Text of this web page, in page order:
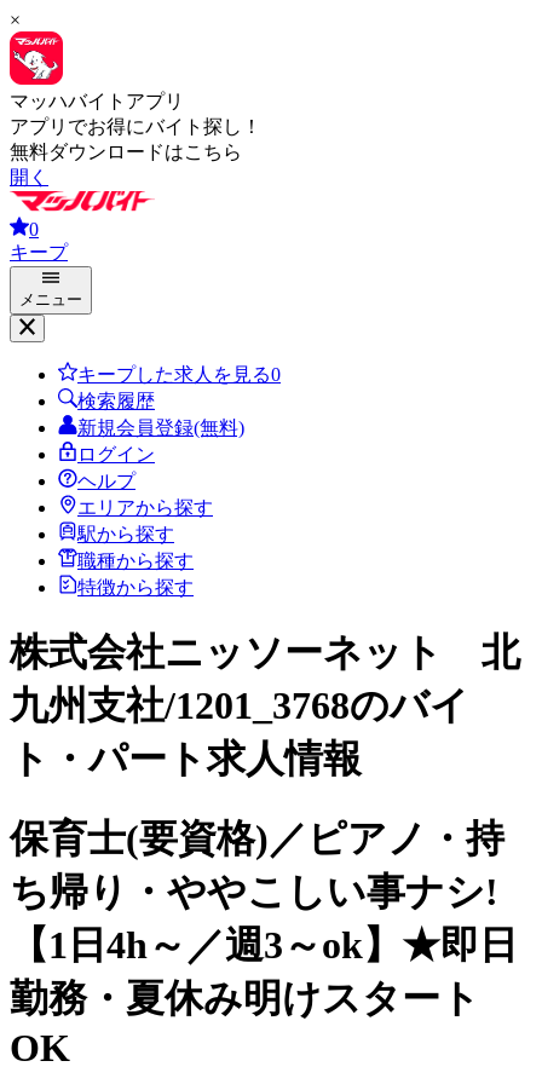
×
マッハバイトアプリ
アプリでお得にバイト探し！
無料ダウンロードはこちら
開く
0
キープ
メニュー
キープした求人を見る0
検索履歴
新規会員登録(無料)
ログイン
ヘルプ
エリアから探す
駅から探す
職種から探す
特徴から探す
株式会社ニッソーネット 北
九州支社/1201_3768のバイ
ト・パート求人情報
保育士(要資格)／ピアノ・持
ち帰り・ややこしい事ナシ!
【1日4h～／週3～ok】★即日
勤務・夏休み明けスタート
OK